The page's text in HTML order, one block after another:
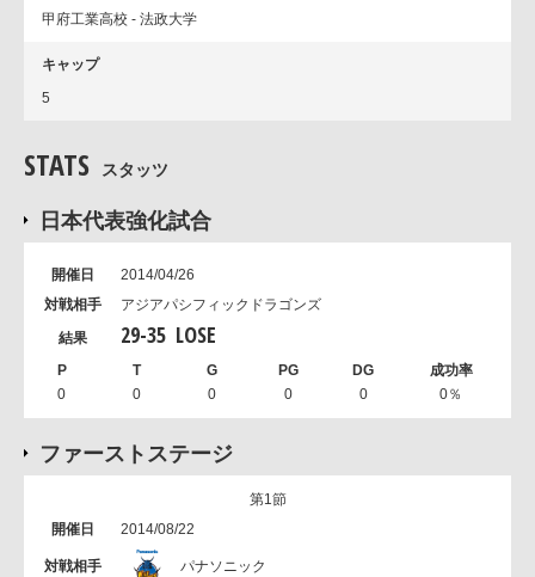
甲府工業高校 - 法政大学
キャップ
5
STATS スタッツ
日本代表強化試合
2014/04/26
アジアパシフィックドラゴンズ
29-35 LOSE
0 0 0 0 0 0％
ファーストステージ
第1節
2014/08/22
パナソニック